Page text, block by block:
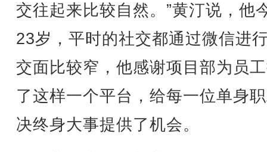
交往起来比较自然。”黄汀说，他
23岁，平时的社交都通过微信进
交面比较窄，他感谢项目部为员
了这样一个平台，给每一位单身
决终身大事提供了机会。